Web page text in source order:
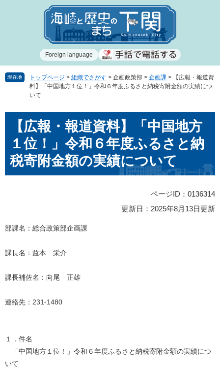
で
ば
Foreign language
現在地 トップページ > 組織でさがす > 企画政策部 > 企画課 >
【広報・報道資
料】「中国地方１位！」令和６年度ふるさと納税寄附金額の実績につ
いて
【広報・報道資料】「中国地方
１位！」令和６年度ふるさと納
税寄附金額の実績について
ページID：0136314
更新日：2025年8月13日更新
部課名：総合政策部企画課
課長名：益本 栄介
課長補佐名：向尾 正雄
連絡先：231-1480
１．件名
「中国地方１位！」令和６年度ふるさと納税寄附金額の実績につ
いて